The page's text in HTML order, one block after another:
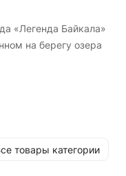
«Легенда Байкала»
на берегу озера
товары категории